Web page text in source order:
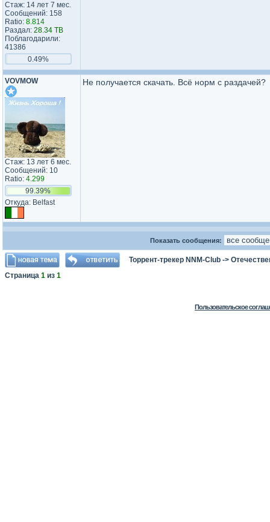
Стаж: 14 лет 7 мес.
Сообщений: 158
Ratio: 8.814
Раздал: 28.34 TB
Поблагодарили:
41386
0.49%
VOVMOW
Стаж: 13 лет 6 мес.
Сообщений: 10
Ratio: 4.299
99.39%
Откуда: Belfast
Не получается скачать. Всё норм с раздачей?
Показать сообщения:
Торрент-трекер NNM-Club ->
Страница 1 из 1
Пользовательское